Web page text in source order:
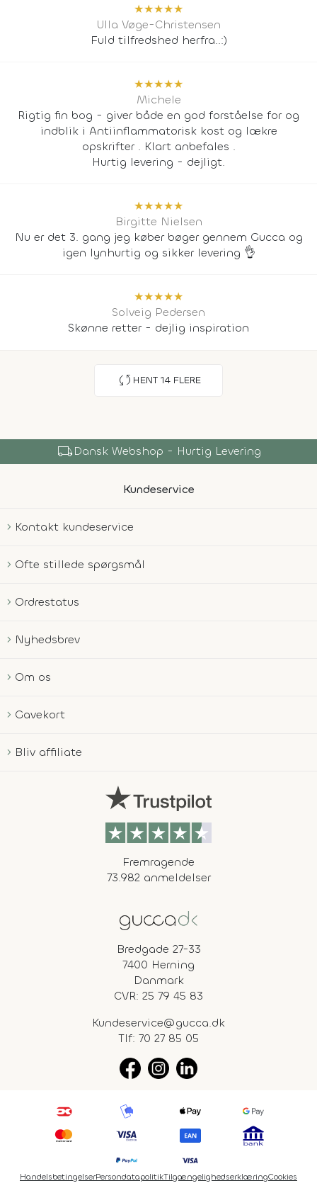
★★★★★
Ulla Vøge-Christensen
Fuld tilfredshed herfra..:)
★★★★★
Michele
Rigtig fin bog - giver både en god forståelse for og
indblik i Antiinflammatorisk kost og lækre
opskrifter . Klart anbefales .
Hurtig levering - dejligt.
★★★★★
Birgitte Nielsen
Nu er det 3. gang jeg køber bøger gennem Gucca og
igen lynhurtig og sikker levering 👌
★★★★★
Solveig Pedersen
Skønne retter - dejlig inspiration
sync HENT 14 FLERE
shopping_bagOver 150.000 Produkter
Kundeservice
Kontakt kundeservice
Ofte stillede spørgsmål
Ordrestatus
Nyhedsbrev
Om os
Gavekort
Bliv affiliate
Fremragende
73.982 anmeldelser
Bredgade 27-33
7400 Herning
Danmark
CVR: 25 79 45 83
Kundeservice@gucca.dk
Tlf: 70 27 85 05
HandelsbetingelserPersondatapolitikTilgængelighedserklæringCookies